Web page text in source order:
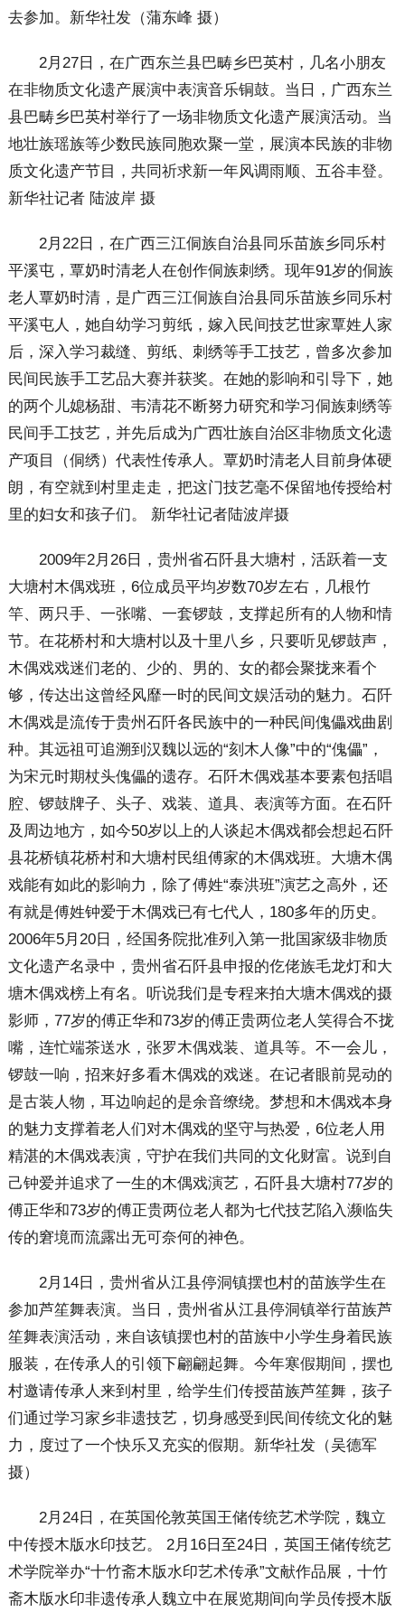
去参加。新华社发（蒲东峰 摄）
2月27日，在广西东兰县巴畴乡巴英村，几名小朋友
在非物质文化遗产展演中表演音乐铜鼓。当日，广西东兰
县巴畴乡巴英村举行了一场非物质文化遗产展演活动。当
地壮族瑶族等少数民族同胞欢聚一堂，展演本民族的非物
质文化遗产节目，共同祈求新一年风调雨顺、五谷丰登。
新华社记者 陆波岸 摄
2月22日，在广西三江侗族自治县同乐苗族乡同乐村
平溪屯，覃奶时清老人在创作侗族刺绣。现年91岁的侗族
老人覃奶时清，是广西三江侗族自治县同乐苗族乡同乐村
平溪屯人，她自幼学习剪纸，嫁入民间技艺世家覃姓人家
后，深入学习裁缝、剪纸、刺绣等手工技艺，曾多次参加
民间民族手工艺品大赛并获奖。在她的影响和引导下，她
的两个儿媳杨甜、韦清花不断努力研究和学习侗族刺绣等
民间手工技艺，并先后成为广西壮族自治区非物质文化遗
产项目（侗绣）代表性传承人。覃奶时清老人目前身体硬
朗，有空就到村里走走，把这门技艺毫不保留地传授给村
里的妇女和孩子们。 新华社记者陆波岸摄
2009年2月26日，贵州省石阡县大塘村，活跃着一支
大塘村木偶戏班，6位成员平均岁数70岁左右，几根竹
竿、两只手、一张嘴、一套锣鼓，支撑起所有的人物和情
节。在花桥村和大塘村以及十里八乡，只要听见锣鼓声，
木偶戏戏迷们老的、少的、男的、女的都会聚拢来看个
够，传达出这曾经风靡一时的民间文娱活动的魅力。石阡
木偶戏是流传于贵州石阡各民族中的一种民间傀儡戏曲剧
种。其远祖可追溯到汉魏以远的“刻木人像”中的“傀儡”，
为宋元时期杖头傀儡的遗存。石阡木偶戏基本要素包括唱
腔、锣鼓牌子、头子、戏装、道具、表演等方面。在石阡
及周边地方，如今50岁以上的人谈起木偶戏都会想起石阡
县花桥镇花桥村和大塘村民组傅家的木偶戏班。大塘木偶
戏能有如此的影响力，除了傅姓“泰洪班”演艺之高外，还
有就是傅姓钟爱于木偶戏已有七代人，180多年的历史。
2006年5月20日，经国务院批准列入第一批国家级非物质
文化遗产名录中，贵州省石阡县申报的仡佬族毛龙灯和大
塘木偶戏榜上有名。听说我们是专程来拍大塘木偶戏的摄
影师，77岁的傅正华和73岁的傅正贵两位老人笑得合不拢
嘴，连忙端茶送水，张罗木偶戏装、道具等。不一会儿，
锣鼓一响，招来好多看木偶戏的戏迷。在记者眼前晃动的
是古装人物，耳边响起的是余音缭绕。梦想和木偶戏本身
的魅力支撑着老人们对木偶戏的坚守与热爱，6位老人用
精湛的木偶戏表演，守护在我们共同的文化财富。说到自
己钟爱并追求了一生的木偶戏演艺，石阡县大塘村77岁的
傅正华和73岁的傅正贵两位老人都为七代技艺陷入濒临失
传的窘境而流露出无可奈何的神色。
2月14日，贵州省从江县停洞镇摆也村的苗族学生在
参加芦笙舞表演。当日，贵州省从江县停洞镇举行苗族芦
笙舞表演活动，来自该镇摆也村的苗族中小学生身着民族
服装，在传承人的引领下翩翩起舞。今年寒假期间，摆也
村邀请传承人来到村里，给学生们传授苗族芦笙舞，孩子
们通过学习家乡非遗技艺，切身感受到民间传统文化的魅
力，度过了一个快乐又充实的假期。新华社发（吴德军
摄）
2月24日，在英国伦敦英国王储传统艺术学院，魏立
中传授木版水印技艺。 2月16日至24日，英国王储传统艺
术学院举办“十竹斋木版水印艺术传承”文献作品展，十竹
斋木版水印非遗传承人魏立中在展览期间向学员传授木版